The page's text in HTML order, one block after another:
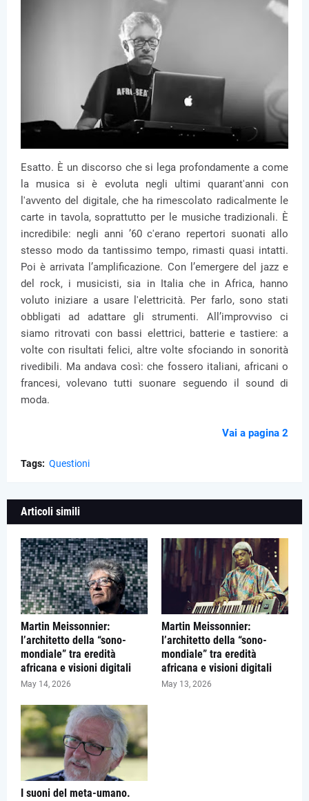
Esatto. È un discorso che si lega profondamente a come
la musica si è evoluta negli ultimi quarant'anni con
l'avvento del digitale, che ha rimescolato radicalmente le
carte in tavola, soprattutto per le musiche tradizionali. È
incredibile: negli anni ’60 c'erano repertori suonati allo
stesso modo da tantissimo tempo, rimasti quasi intatti.
Poi è arrivata l’amplificazione. Con l’emergere del jazz e
del rock, i musicisti, sia in Italia che in Africa, hanno
voluto iniziare a usare l'elettricità. Per farlo, sono stati
obbligati ad adattare gli strumenti. All’improvviso ci
siamo ritrovati con bassi elettrici, batterie e tastiere: a
volte con risultati felici, altre volte sfociando in sonorità
rivedibili. Ma andava così: che fossero italiani, africani o
francesi, volevano tutti suonare seguendo il sound di
moda.
Vai a pagina 2
Tags: Questioni
Articoli simili
Martin Meissonnier:
l’architetto della “sono-
mondiale” tra eredità
africana e visioni digitali
May 14, 2026
Martin Meissonnier:
l’architetto della “sono-
mondiale” tra eredità
africana e visioni digitali
May 13, 2026
I suoni del meta-umano.